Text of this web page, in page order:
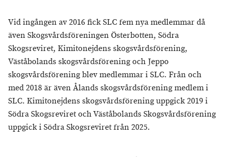
Vid ingången av 2016 fick SLC fem nya medlemmar då
även Skogsvårdsföreningen Österbotten, Södra
Skogsreviret, Kimitonejdens skogsvårdsförening,
Väståbolands skogsvårdsförening och Jeppo
skogsvårdsförening blev medlemmar i SLC. Från och
med 2018 är även Ålands skogsvårdsförening medlem i
SLC. Kimitonejdens skogsvårdsförening uppgick 2019 i
Södra Skogsreviret och Väståbolands Skogsvårdsförening
uppgick i Södra Skogsreviret från 2025.